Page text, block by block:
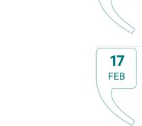
Op 17
FEB